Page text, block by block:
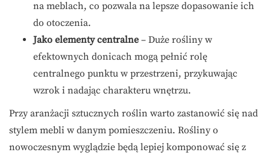
na meblach, co pozwala na lepsze dopasowanie ich
do otoczenia.
Jako elementy centralne – Duże rośliny w
efektownych donicach mogą pełnić rolę
centralnego punktu w przestrzeni, przykuwając
wzrok i nadając charakteru wnętrzu.
Przy aranżacji sztucznych roślin warto zastanowić się nad
stylem mebli w danym pomieszczeniu. Rośliny o
nowoczesnym wyglądzie będą lepiej komponować się z